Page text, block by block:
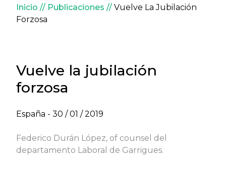
Sobrescribir enlaces de
Inicio Publicaciones
Vuelve La Jubilación
Forzosa
Vuelve la jubilación
forzosa
España - 30 / 01 / 2019
Federico Durán López, of counsel del
departamento Laboral de Garrigues.